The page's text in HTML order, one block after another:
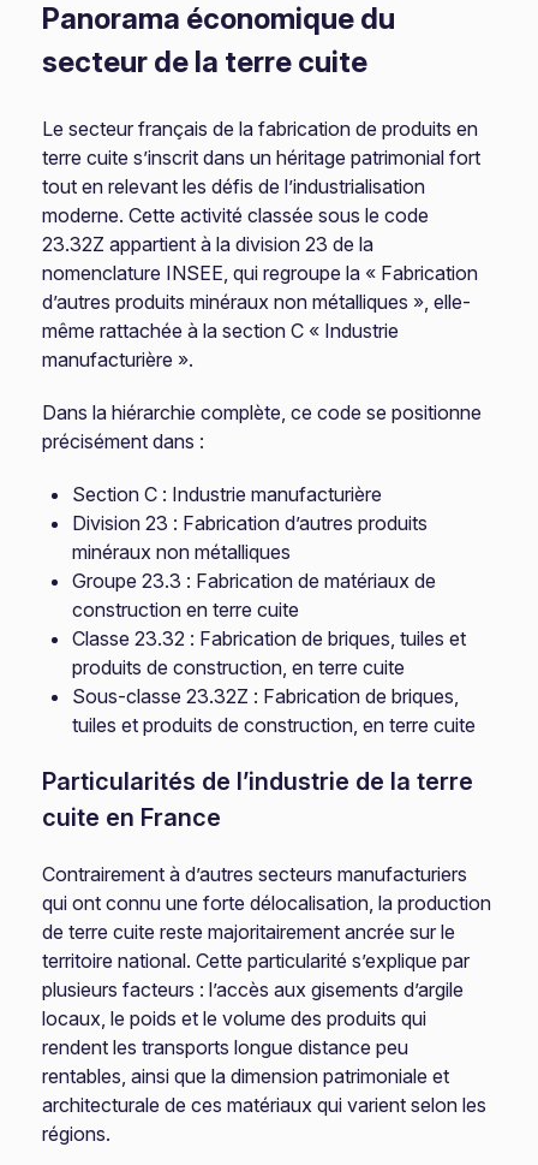
Panorama économique du
secteur de la terre cuite
Le secteur français de la fabrication de produits en
terre cuite s’inscrit dans un héritage patrimonial fort
tout en relevant les défis de l’industrialisation
moderne. Cette activité classée sous le code
23.32Z appartient à la division 23 de la
nomenclature INSEE, qui regroupe la « Fabrication
d’autres produits minéraux non métalliques », elle-
même rattachée à la section C « Industrie
manufacturière ».
Dans la hiérarchie complète, ce code se positionne
précisément dans :
Section C : Industrie manufacturière
Division 23 : Fabrication d’autres produits
minéraux non métalliques
Groupe 23.3 : Fabrication de matériaux de
construction en terre cuite
Classe 23.32 : Fabrication de briques, tuiles et
produits de construction, en terre cuite
Sous-classe 23.32Z : Fabrication de briques,
tuiles et produits de construction, en terre cuite
Particularités de l’industrie de la terre
cuite en France
Contrairement à d’autres secteurs manufacturiers
qui ont connu une forte délocalisation, la production
de terre cuite reste majoritairement ancrée sur le
territoire national. Cette particularité s’explique par
plusieurs facteurs : l’accès aux gisements d’argile
locaux, le poids et le volume des produits qui
rendent les transports longue distance peu
rentables, ainsi que la dimension patrimoniale et
architecturale de ces matériaux qui varient selon les
régions.